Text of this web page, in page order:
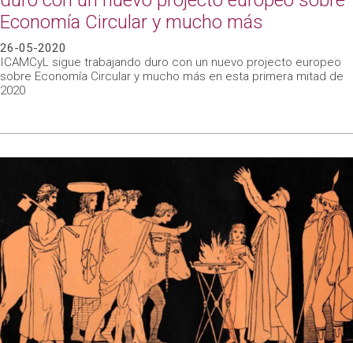
Economía Circular y mucho más
26-05-2020
ICAMCyL sigue trabajando duro con un nuevo projecto europeo
sobre Economía Circular y mucho más en esta primera mitad de
2020